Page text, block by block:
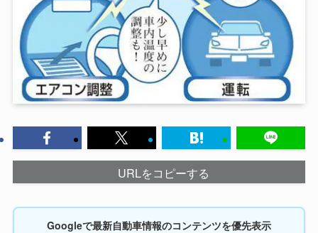
URLをコピーする
Googleで最新自動車情報のコンテンツを優先表示